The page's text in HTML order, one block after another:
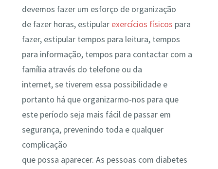
devemos fazer um esforço de organização
de fazer horas, estipular exercícios físicos para
fazer, estipular tempos para leitura, tempos
para informação, tempos para contactar com a
família através do telefone ou da
internet, se tiverem essa possibilidade e
portanto há que organizarmo-nos para que
este período seja mais fácil de passar em
segurança, prevenindo toda e qualquer
complicação
que possa aparecer. As pessoas com diabetes